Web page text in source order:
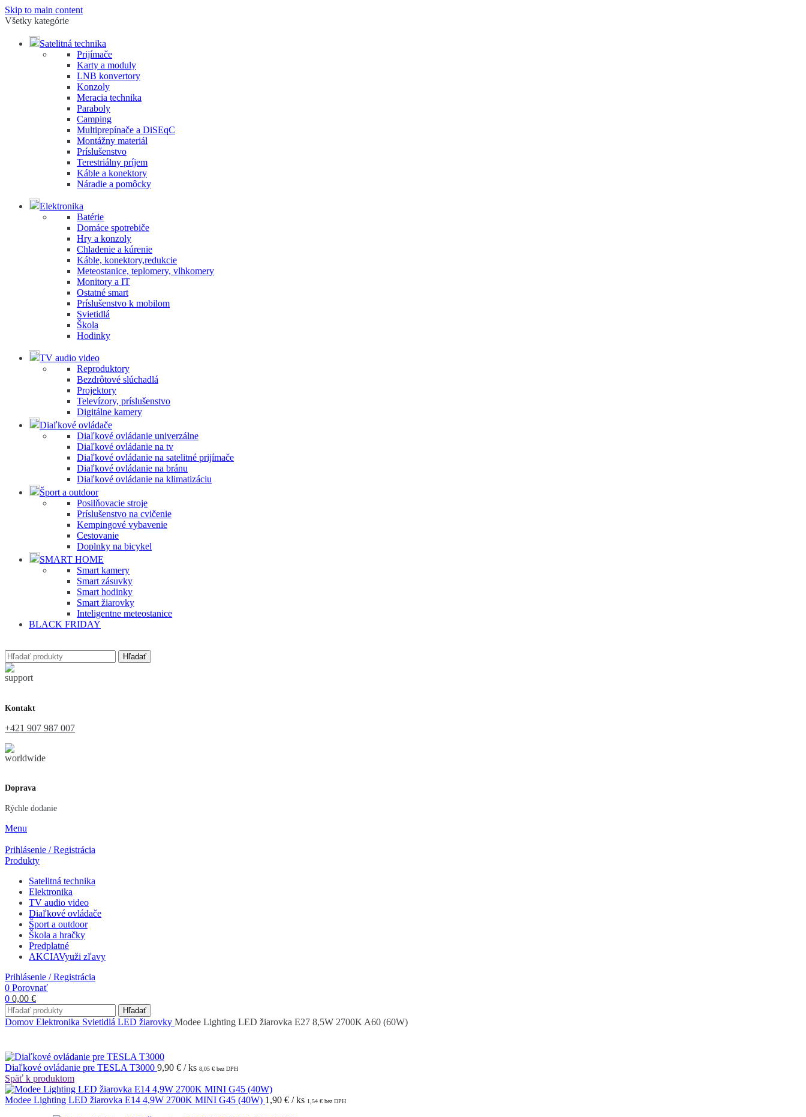
Skip to main content
Všetky kategórie
Satelitná technika
Prijímače
Karty a moduly
LNB konvertory
Konzoly
Meracia technika
Paraboly
Camping
Multiprepínače a DiSEqC
Montážny materiál
Príslušenstvo
Terestriálny príjem
Káble a konektory
Náradie a pomôcky
Elektronika
Batérie
Domáce spotrebiče
Hry a konzoly
Chladenie a kúrenie
Káble, konektory,redukcie
Meteostanice, teplomery, vlhkomery
Monitory a IT
Ostatné smart
Príslušenstvo k mobilom
Svietidlá
Škola
Hodinky
TV audio video
Reproduktory
Bezdrôtové slúchadlá
Projektory
Televízory, príslušenstvo
Digitálne kamery
Diaľkové ovládače
Diaľkové ovládanie univerzálne
Diaľkové ovládanie na tv
Diaľkové ovládanie na satelitné prijímače
Diaľkové ovládanie na bránu
Diaľkové ovládanie na klimatizáciu
Šport a outdoor
Posilňovacie stroje
Príslušenstvo na cvičenie
Kempingové vybavenie
Cestovanie
Doplnky na bicykel
SMART HOME
Smart kamery
Smart zásuvky
Smart hodinky
Smart žiarovky
Inteligentne meteostanice
BLACK FRIDAY
Hľadať
Kontakt
+421 907 987 007
Doprava
Rýchle dodanie
Menu
Prihlásenie / Registrácia
Produkty
Satelitná technika
Elektronika
TV audio video
Diaľkové ovládače
Šport a outdoor
Škola a hračky
Predplatné
AKCIAVyuži zľavy
Prihlásenie / Registrácia
0 Porovnať
0 0,00 €
Hľadať
Domov Elektronika Svietidlá LED žiarovky Modee Lighting LED žiarovka E27 8,5W 2700K A60 (60W)
Diaľkové ovládanie pre TESLA T3000 9,90 € / ks 8,05 € bez DPH
Späť k produktom
Modee Lighting LED žiarovka E14 4,9W 2700K MINI G45 (40W) 1,90 € / ks 1,54 € bez DPH